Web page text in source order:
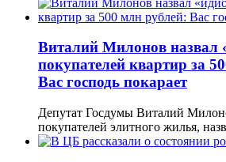
Виталий Милонов назвал
покупателей квартир за
Вас господь покарает
Депутат Госдумы Виталий
покупателей элитного жилья,